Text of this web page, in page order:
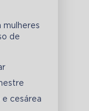
mulheres
de
e cesárea